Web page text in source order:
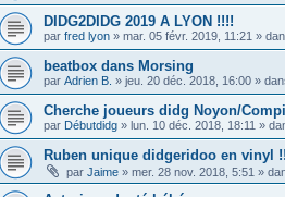
DIDG2DIDG 2019 A LYON !!!!
par fred lyon » mar. 05 févr. 2019, 11:21 »
beatbox dans Morsing
par Adrien B. » jeu. 20 déc. 2018, 16:00 »
Cherche joueurs didg Noyon/
par Débutdidg » lun. 10 déc. 2018, 18:11 »
Ruben unique didgeridoo en vinyl
par Jaime » mer. 28 nov. 2018, 5:51 »